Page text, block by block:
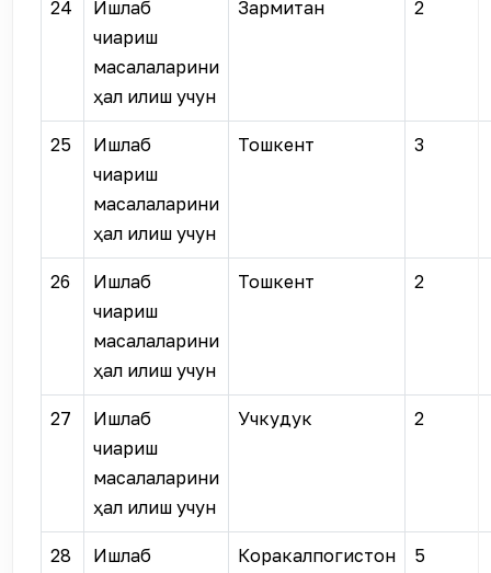
24
Ишлаб
чиқариш
масалаларини
ҳал қилиш учун
Зармитан 2
25
Ишлаб
чиқариш
масалаларини
ҳал қилиш учун
Тошкент 3
26
Ишлаб
чиқариш
масалаларини
ҳал қилиш учун
Тошкент 2
27
Ишлаб
чиқариш
масалаларини
ҳал қилиш учун
Учкудук 2
28
Ишлаб
Коракалпогистон 5